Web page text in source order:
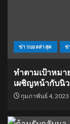
ข่าวบอลล่าสุด ข่
ทำตามเป้าหมา
เผชิญหน้ากับนิ
กุมภาพันธ์ 4, 2023